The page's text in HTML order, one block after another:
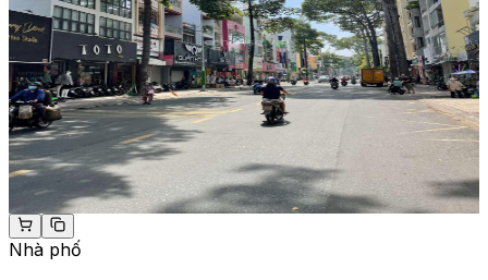
Nhà phố